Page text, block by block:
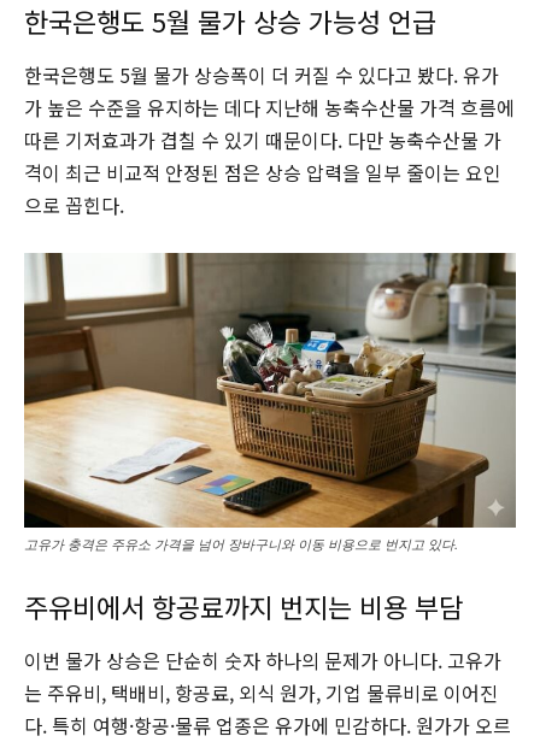
한국은행도 5월 물가 상승 가능성 언급
한국은행도 5월 물가 상승폭이 더 커질 수 있다고 봤다. 유가
가 높은 수준을 유지하는 데다 지난해 농축수산물 가격 흐름에
따른 기저효과가 겹칠 수 있기 때문이다. 다만 농축수산물 가
격이 최근 비교적 안정된 점은 상승 압력을 일부 줄이는 요인
으로 꼽힌다.
고유가 충격은 주유소 가격을 넘어 장바구니와 이동 비용으로 번지고 있다.
주유비에서 항공료까지 번지는 비용 부담
이번 물가 상승은 단순히 숫자 하나의 문제가 아니다. 고유가
는 주유비, 택배비, 항공료, 외식 원가, 기업 물류비로 이어진
다. 특히 여행·항공·물류 업종은 유가에 민감하다. 원가가 오르